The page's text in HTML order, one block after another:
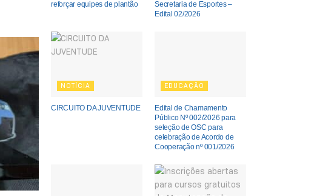
reforçar equipes de plantão
Secretaria de Esportes –
Edital 02/2026
NOTÍCIA
CIRCUITO DA JUVENTUDE
EDUCAÇÃO
Edital de Chamamento
Público Nº 002/2026 para
seleção de OSC para
celebração de Acordo de
Cooperação nº 001/2026